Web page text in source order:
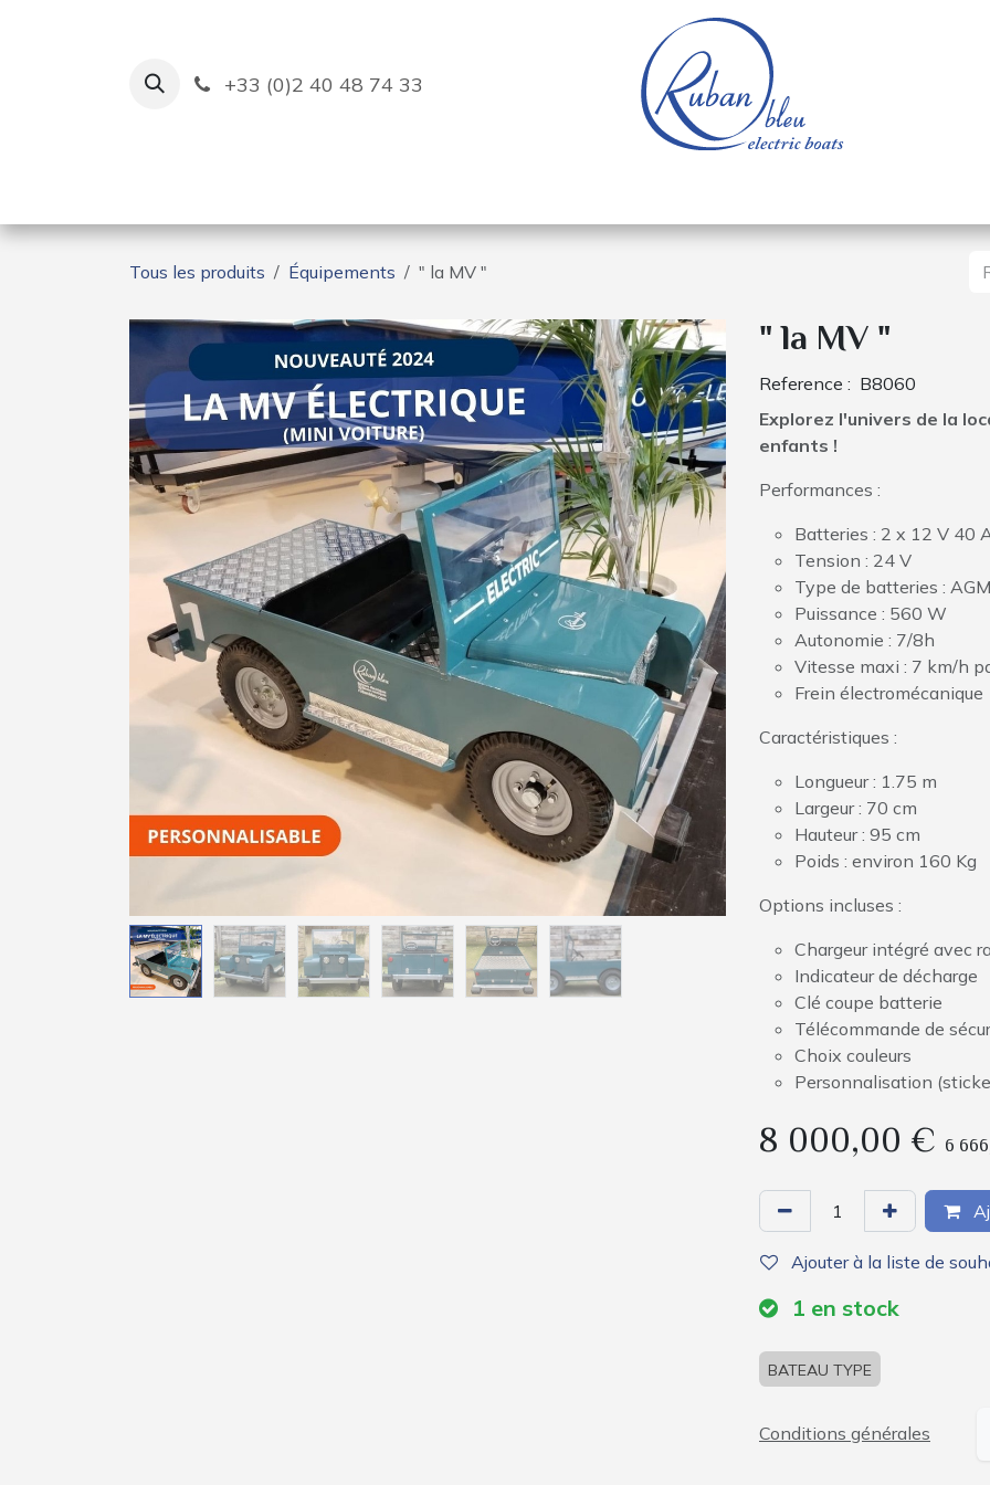
+33 (0)2 40 48 74 33
Tous les produits Équipements " la MV "
" la MV "
Reference : B8060
Explorez l'univers de la
enfants !
Performances :
Batteries : 2 x 12 V 40
Tension : 24 V
Type de batteries : AGM
Puissance : 560 W
Autonomie : 7/8h
Vitesse maxi : 7 km/h
Frein électromécanique
Caractéristiques :
Longueur : 1.75 m
Largeur : 70 cm
Hauteur : 95 cm
Poids : environ 160 Kg
Options incluses :
Chargeur intégré avec
Indicateur de décharge
Clé coupe batterie
Télécommande de
Choix couleurs
Personnalisation
8 000,00 € 6
Ajouter à la liste de
1 en stock
BATEAU TYPE
Conditions générales